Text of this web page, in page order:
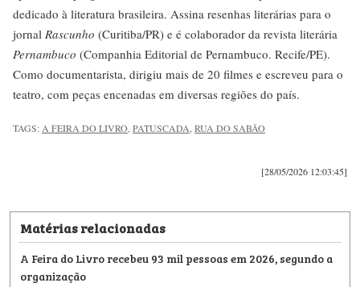
dedicado à literatura brasileira. Assina resenhas literárias para o
jornal Rascunho (Curitiba/PR) e é colaborador da revista literária
Pernambuco (Companhia Editorial de Pernambuco. Recife/PE).
Como documentarista, dirigiu mais de 20 filmes e escreveu para o
teatro, com peças encenadas em diversas regiões do país.
TAGS:A FEIRA DO LIVRO,PATUSCADA,RUA DO SABÃO
[28/05/2026 12:03:45]
Matérias relacionadas
A Feira do Livro recebeu 93 mil pessoas em 2026, segundo a
organização